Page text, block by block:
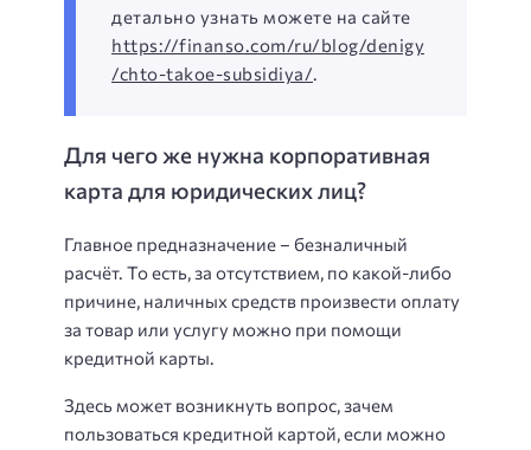
детально узнать можете на сайте
https://finanso.com/ru/blog/denigy
/chto-takoe-subsidiya/.
Для чего же нужна корпоративная
карта для юридических лиц?
Главное предназначение – безналичный
расчёт. То есть, за отсутствием, по какой-либо
причине, наличных средств произвести оплату
за товар или услугу можно при помощи
кредитной карты.
Здесь может возникнуть вопрос, зачем
пользоваться кредитной картой, если можно